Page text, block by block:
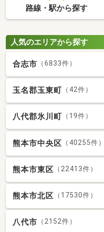
路線・駅から探す
人気のエリアから探す
合志市 （6833件）
玉名郡玉東町 （42件）
八代郡氷川町 （19件）
熊本市中央区 （40255件）
熊本市東区 （22413件）
熊本市北区 （17530件）
八代市 （2152件）